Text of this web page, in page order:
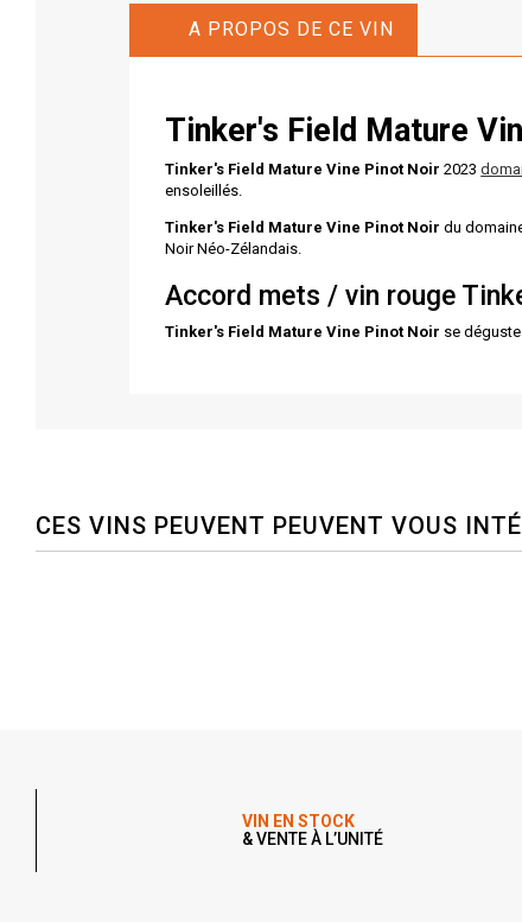
A PROPOS DE CE VIN
Tinker's Field Mature
Tinker's Field Mature Vine Pinot Noir 2023
ensoleillés.
Tinker's Field Mature Vine Pinot Noir du
Noir Néo-Zélandais.
Accord mets / vin rouge
Tinker's Field Mature Vine Pinot Noir se
CES VINS PEUVENT PEUVENT VOUS
VIN EN STOCK
& VENTE À L’UNITÉ